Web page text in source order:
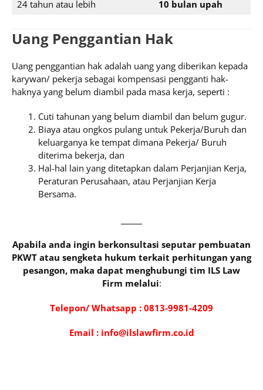
24 tahun atau lebih 10 bulan upah
Uang Penggantian Hak
Uang penggantian hak adalah uang yang diberikan kepada
karywan/ pekerja sebagai kompensasi pengganti hak-
haknya yang belum diambil pada masa kerja, seperti :
Cuti tahunan yang belum diambil dan belum gugur.
Biaya atau ongkos pulang untuk Pekerja/Buruh dan
keluarganya ke tempat dimana Pekerja/ Buruh
diterima bekerja, dan
Hal-hal lain yang ditetapkan dalam Perjanjian Kerja,
Peraturan Perusahaan, atau Perjanjian Kerja
Bersama.
Apabila anda ingin berkonsultasi seputar pembuatan
PKWT atau sengketa hukum terkait perhitungan yang
pesangon, maka dapat menghubungi tim ILS Law
Firm melalui:
Telepon/ Whatsapp : 0813-9981-4209
Email : info@ilslawfirm.co.id